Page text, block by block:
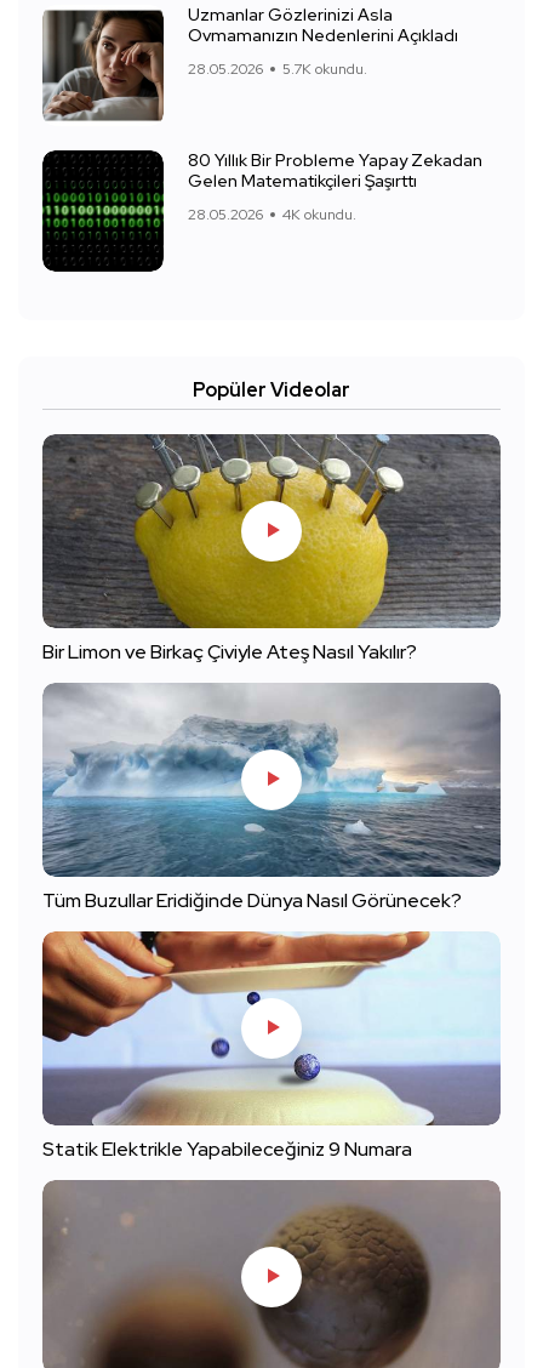
Uzmanlar Gözlerinizi Asla
Ovmamanızın Nedenlerini Açıkladı
28.05.2026 5.7K okundu.
80 Yıllık Bir Probleme Yapay Zekadan
Gelen Matematikçileri Şaşırttı
28.05.2026 4K okundu.
Popüler Videolar
Bir Limon ve Birkaç Çiviyle Ateş Nasıl Yakılır?
Tüm Buzullar Eridiğinde Dünya Nasıl Görünecek?
Statik Elektrikle Yapabileceğiniz 9 Numara